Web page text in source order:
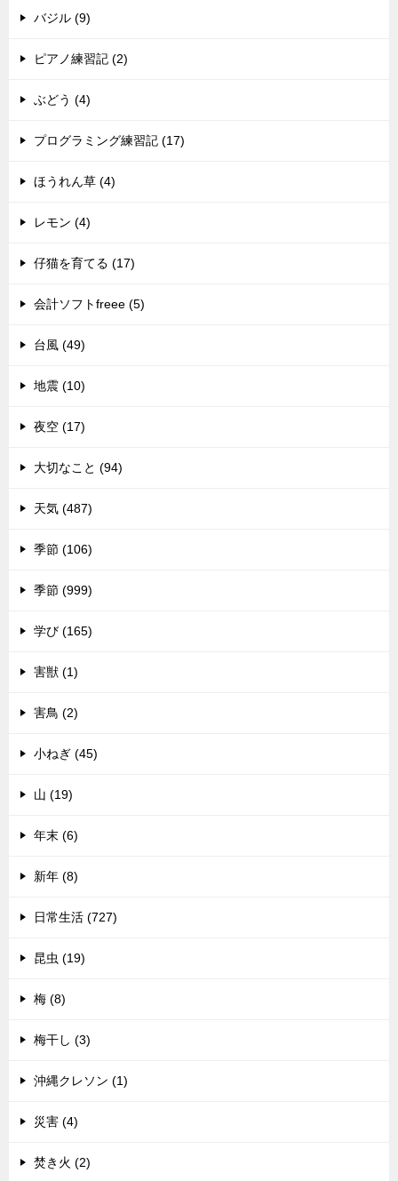
バジル (9)
ピアノ練習記 (2)
ぶどう (4)
プログラミング練習記 (17)
ほうれん草 (4)
レモン (4)
仔猫を育てる (17)
会計ソフトfreee (5)
台風 (49)
地震 (10)
夜空 (17)
大切なこと (94)
天気 (487)
季節 (106)
季節 (999)
学び (165)
害獣 (1)
害鳥 (2)
小ねぎ (45)
山 (19)
年末 (6)
新年 (8)
日常生活 (727)
昆虫 (19)
梅 (8)
梅干し (3)
沖縄クレソン (1)
災害 (4)
焚き火 (2)